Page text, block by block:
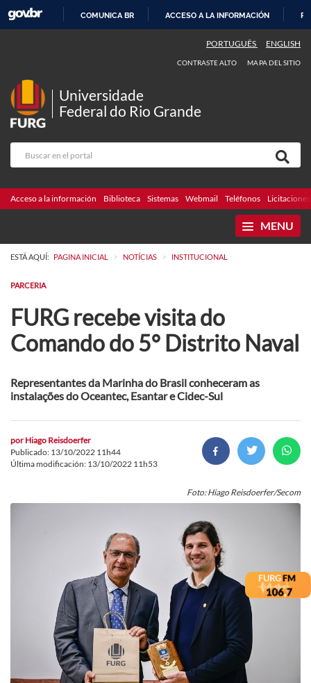
CONTENIDO
COMUNICA BR ACCESO A LA INFORMACIÓN
PORTUGUÊS ENGLISH
CONTRASTE ALTO MAPA DEL SITIO
Universidade
Federal do Rio Grande
Acceso a la información Biblioteca Sistemas Webmail Teléfonos Licitaciones
MENU
ESTÁ AQUÍ: PAGINA INICIAL > NOTÍCIAS > INSTITUCIONAL
PARCERIA
FURG recebe visita do
Comando do 5° Distrito Naval
Representantes da Marinha do Brasil conheceram as
instalações do Oceantec, Esantar e Cidec-Sul
por Hiago Reisdoerfer
Publicado: 13/10/2022 11h44
Última modificación: 13/10/2022 11h53
Foto: Hiago Reisdoerfer/Secom